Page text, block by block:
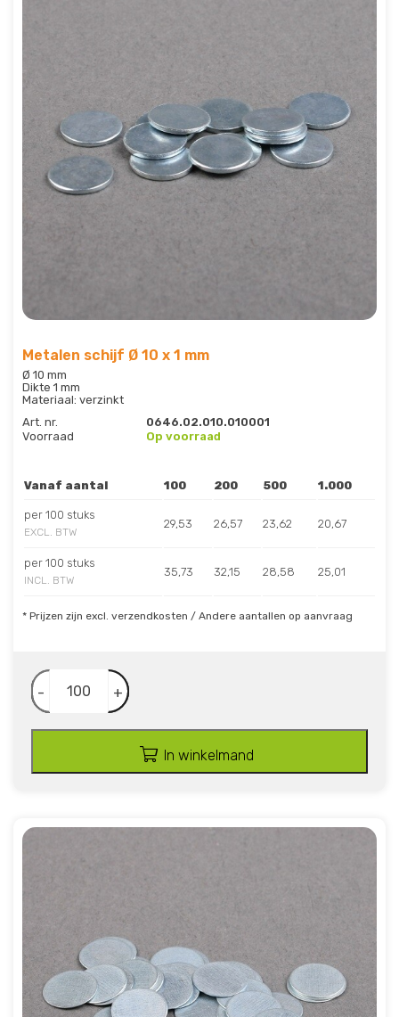
Metalen schijf Ø 10 x 1 mm
Ø 10 mm
Dikte 1 mm
Materiaal: verzinkt
Art. nr.
0646.02.010.010001
Voorraad
Op voorraad
Vanaf aantal 100 200 500 1.000
per 100 stuks
EXCL. BTW
29,53 26,57 23,62 20,67
per 100 stuks
INCL. BTW
35,73 32,15 28,58 25,01
* Prijzen zijn excl. verzendkosten / Andere aantallen op aanvraag
- +
In winkelmand